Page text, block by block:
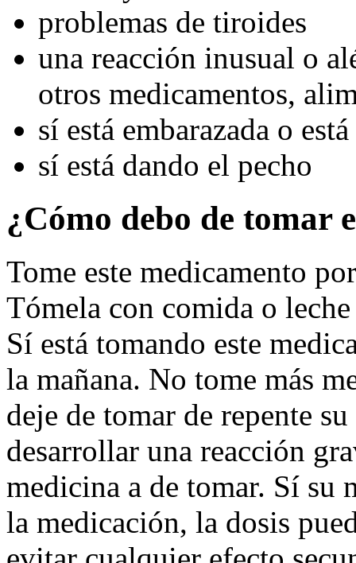
problemas de tiroides
una reacción inusual o
otros medicamentos,
sí está embarazada o
sí está dando el pecho
¿Cómo debo de tomar
Tome este medicamento
Tómela con comida o
Sí está tomando este
la mañana. No tome más
deje de tomar de repente
desarrollar una reacción
medicina a de tomar. Sí su
la medicación, la dosis